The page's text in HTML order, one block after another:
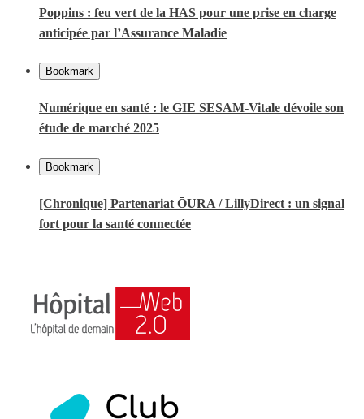
Poppins : feu vert de la HAS pour une prise en charge
anticipée par l’Assurance Maladie
Bookmark
Numérique en santé : le GIE SESAM-Vitale dévoile son
étude de marché 2025
Bookmark
[Chronique] Partenariat ŌURA / LillyDirect : un signal
fort pour la santé connectée